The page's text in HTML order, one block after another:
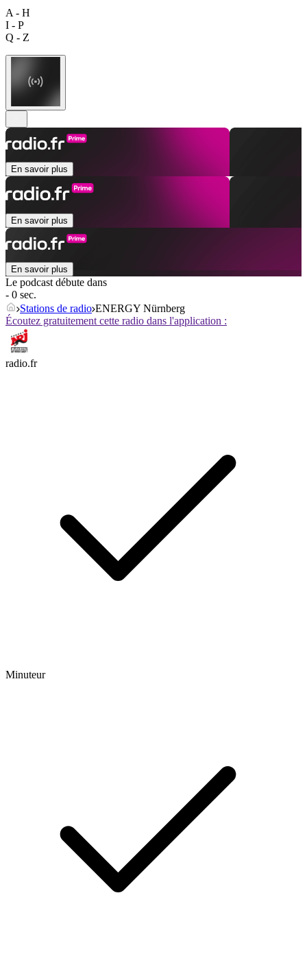
A - H
I - P
Q - Z
En savoir plus
En savoir plus
En savoir plus
Le podcast débute dans
- 0 sec.
Stations de radio ENERGY Nürnberg
Écoutez gratuitement cette radio dans l'application :
radio.fr
Minuteur